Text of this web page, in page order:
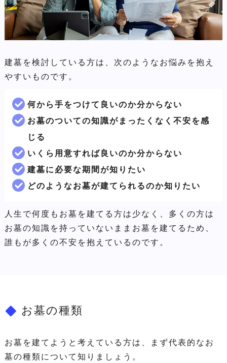
建墓を検討している方は、次のようなお悩みを抱え
やすいものです。
何から手をつけて良いのか分からない
お墓のついての知識がまったくなく不安を感
じる
いくら用意すれば良いのか分からない
建墓に必要な期間が知りたい
どのようなお墓が建てられるのか知りたい
人生で何度もお墓を建てる方は少なく、多くの方は
お墓の知識を持っていないままお墓を建てるため、
誰もが多くの不安を抱えているのです。
お墓の種類
お墓を建てようと考えている方は、まず代表的なお
墓の種類について知りましょう。